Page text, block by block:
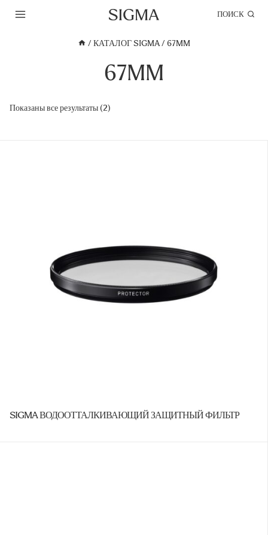
ПОИСК
/ КАТАЛОГ SIGMA / 67MM
67MM
Показаны все результаты (2)
SIGMA ВОДООТТАЛКИВАЮЩИЙ ЗАЩИТНЫЙ ФИЛЬТР